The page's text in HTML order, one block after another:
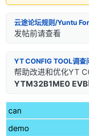
云途论坛规则/Yuntu
发帖前请查看
YT CONFIG TOOL调查
帮助改进和优化YT
YTM32B1ME0 EVB
can
demo